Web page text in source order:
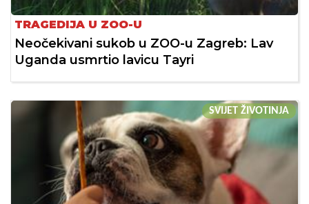
TRAGEDIJA U ZOO-U
Neočekivani sukob u ZOO-u Zagreb: Lav
Uganda usmrtio lavicu Tayri
SVIJET ŽIVOTINJA